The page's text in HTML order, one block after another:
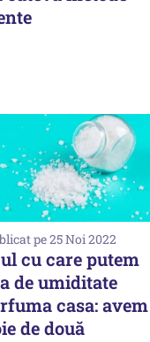
pe 25 Noi 2022
cu care putem
de umiditate
casa: avem
de două